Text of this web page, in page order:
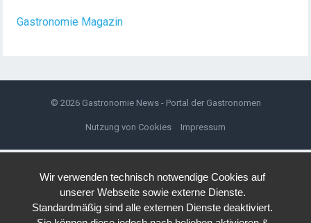
Gastronomie Magazin
© 2026 Gastronomie News - Portal der Gastronomen
Nutzung von Cookies Impressum
Wir verwenden technisch notwendige Cookies auf
unserer Webseite sowie externe Dienste.
Standardmäßig sind alle externen Dienste deaktiviert.